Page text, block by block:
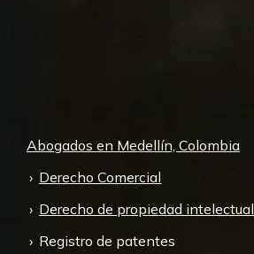
Abogados en Medellín, Colombia
Derecho Comercial
Derecho de propiedad intelectual
Registro de patentes